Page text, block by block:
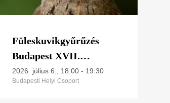
Füleskuvikgyűrűzés
Budapest XVII.
kerületében
2026. július 6., 18:00 - 19:30
Budapesti Helyi Csoport